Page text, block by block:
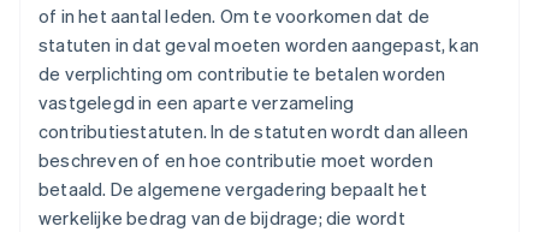
of in het aantal leden. Om te voorkomen dat de
statuten in dat geval moeten worden aangepast, kan
de verplichting om contributie te betalen worden
vastgelegd in een aparte verzameling
contributiestatuten. In de statuten wordt dan alleen
beschreven of en hoe contributie moet worden
betaald. De algemene vergadering bepaalt het
werkelijke bedrag van de bijdrage; die wordt